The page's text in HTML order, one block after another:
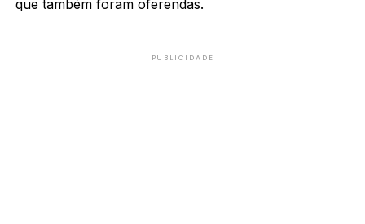
que também foram oferendas.
PUBLICIDADE